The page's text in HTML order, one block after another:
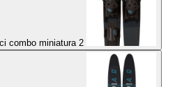
Radar Origin 67 pollici sci nautici combo miniatura 2